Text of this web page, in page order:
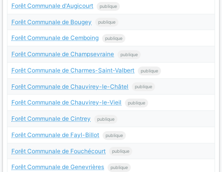
Forêt Communale d'Augicourt publique
Forêt Communale de Bougey publique
Forêt Communale de Cemboing publique
Forêt Communale de Champsevraine publique
Forêt Communale de Charmes-Saint-Valbert publique
Forêt Communale de Chauvirey-le-Châtel publique
Forêt Communale de Chauvirey-le-Vieil publique
Forêt Communale de Cintrey publique
Forêt Communale de Fayl-Billot publique
Forêt Communale de Fouchécourt publique
Forêt Communale de Genevrières publique